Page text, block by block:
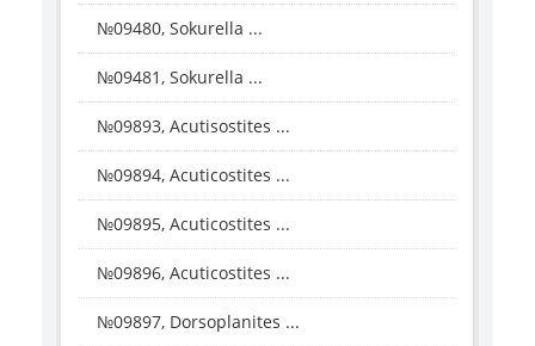
№09480, Sokurella ...
№09481, Sokurella ...
№09893, Acutisostites ...
№09894, Acuticostites ...
№09895, Acuticostites ...
№09896, Acuticostites ...
№09897, Dorsoplanites ...